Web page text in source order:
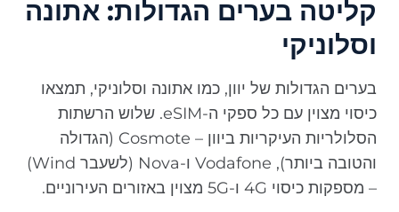
קליטה בערים הגדולות: אתונה
וסלוניקי
בערים הגדולות של יוון, כמו אתונה וסלוניקי, תמצאו
כיסוי מצוין עם כל ספקי ה-eSIM. שלוש הרשתות
הסלולריות העיקריות ביוון – Cosmote (הגדולה
והטובה ביותר), Vodafone ו-Nova (לשעבר Wind)
– מספקות כיסוי 4G ו-5G מצוין באזורים העירוניים.